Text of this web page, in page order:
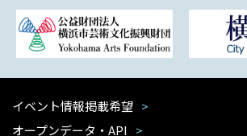
イベント情報掲載希望
オープンデータ・API